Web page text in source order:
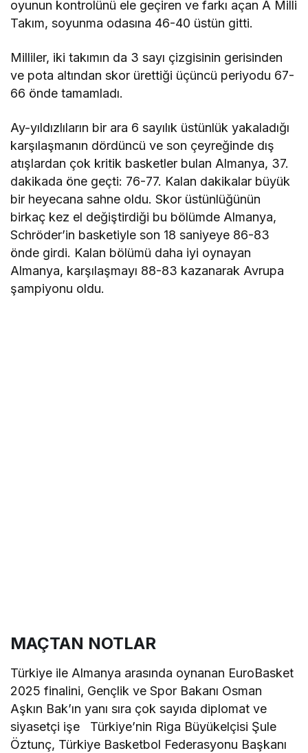
oyunun kontrolünü ele geçiren ve farkı açan A Milli
Takım, soyunma odasına 46-40 üstün gitti.
Milliler, iki takımın da 3 sayı çizgisinin gerisinden
ve pota altından skor ürettiği üçüncü periyodu 67-
66 önde tamamladı.
Ay-yıldızlıların bir ara 6 sayılık üstünlük yakaladığı
karşılaşmanın dördüncü ve son çeyreğinde dış
atışlardan çok kritik basketler bulan Almanya, 37.
dakikada öne geçti: 76-77. Kalan dakikalar büyük
bir heyecana sahne oldu. Skor üstünlüğünün
birkaç kez el değiştirdiği bu bölümde Almanya,
Schröder’in basketiyle son 18 saniyeye 86-83
önde girdi. Kalan bölümü daha iyi oynayan
Almanya, karşılaşmayı 88-83 kazanarak Avrupa
şampiyonu oldu.
MAÇTAN NOTLAR
Türkiye ile Almanya arasında oynanan EuroBasket
2025 finalini, Gençlik ve Spor Bakanı Osman
Aşkın Bak’ın yanı sıra çok sayıda diplomat ve
siyasetçi işe Türkiye’nin Riga Büyükelçisi Şule
Öztunç, Türkiye Basketbol Federasyonu Başkanı